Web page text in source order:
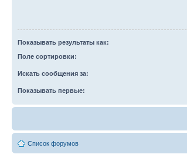
Показывать результаты как:
Поле сортировки:
Искать сообщения за:
Показывать первые:
Список форумов